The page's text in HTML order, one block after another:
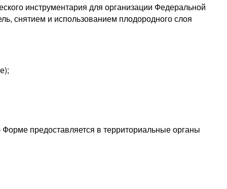
инструментария для организации Федеральной
снятием и использованием плодородного слоя
предоставляется в территориальные органы